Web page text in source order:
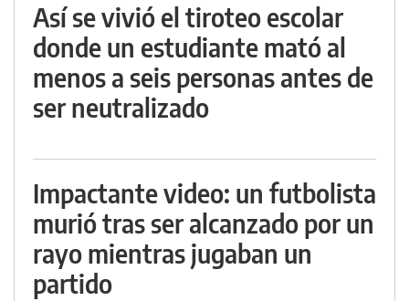
Así se vivió el tiroteo escolar
donde un estudiante mató al
menos a seis personas antes de
ser neutralizado
Impactante video: un futbolista
murió tras ser alcanzado por un
rayo mientras jugaban un
partido